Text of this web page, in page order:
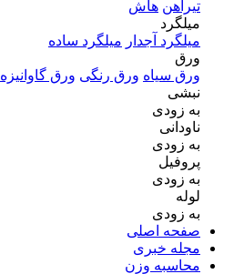
تیرآهن هاش
میلگرد
میلگرد آجدار میلگرد ساده
ورق
ورق سیاه ورق رنگی ورق گاوانیزه
نبشی
به زودی
ناودانی
به زودی
پروفیل
به زودی
لوله
به زودی
صفحه اصلی
مجله خبری
محاسبه وزن